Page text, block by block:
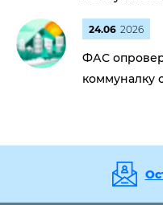
24.06 2026
ФАС
коммуналку